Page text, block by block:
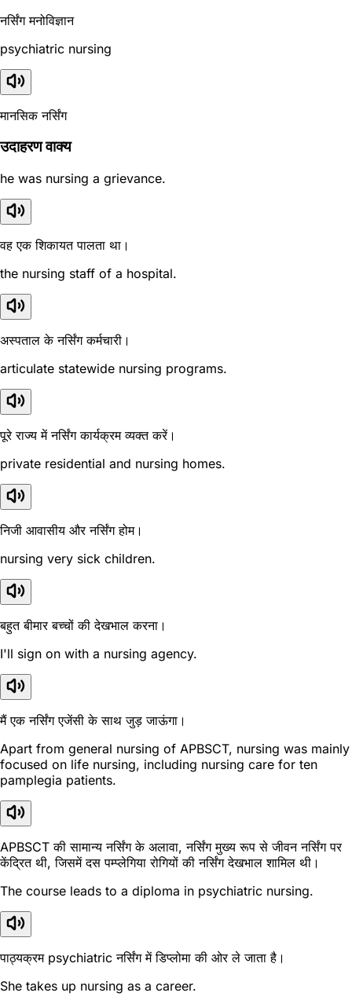
नर्सिंग मनोविज्ञान
psychiatric nursing
मानसिक नर्सिंग
उदाहरण वाक्य
he was nursing a grievance.
वह एक शिकायत पालता था।
the nursing staff of a hospital.
अस्पताल के नर्सिंग कर्मचारी।
articulate statewide nursing programs.
पूरे राज्य में नर्सिंग कार्यक्रम व्यक्त करें।
private residential and nursing homes.
निजी आवासीय और नर्सिंग होम।
nursing very sick children.
बहुत बीमार बच्चों की देखभाल करना।
I'll sign on with a nursing agency.
मैं एक नर्सिंग एजेंसी के साथ जुड़ जाऊंगा।
Apart from general nursing of APBSCT, nursing was mainly
focused on life nursing, including nursing care for ten
pamplegia patients.
APBSCT की सामान्य नर्सिंग के अलावा, नर्सिंग मुख्य रूप से जीवन नर्सिंग पर
केंद्रित थी, जिसमें दस पम्प्लेगिया रोगियों की नर्सिंग देखभाल शामिल थी।
The course leads to a diploma in psychiatric nursing.
पाठ्यक्रम psychiatric नर्सिंग में डिप्लोमा की ओर ले जाता है।
She takes up nursing as a career.